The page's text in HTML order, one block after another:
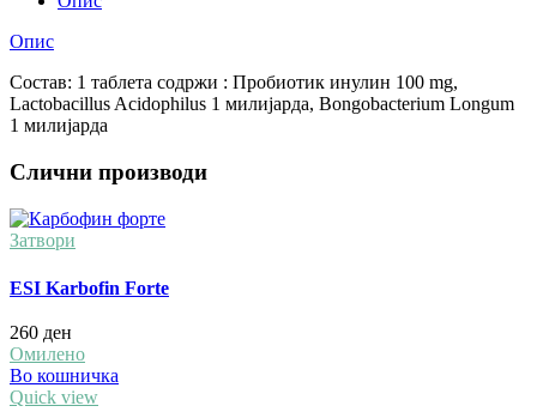
Опис
Состав: 1 таблета содржи : Пробиотик инулин 100 mg,
Lactobacillus Acidophilus 1 милијарда, Bongobacterium Longum
1 милијарда
Слични производи
Затвори
ESI Karbofin Forte
260 ден
Омилено
Во кошничка
Quick view